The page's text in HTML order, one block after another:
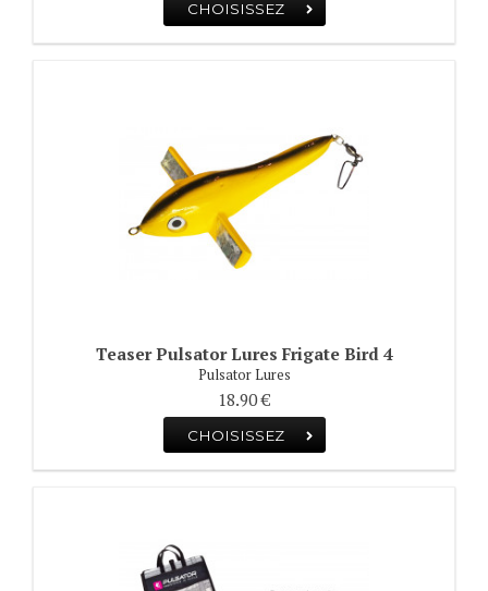
CHOISISSEZ
Teaser Pulsator Lures Frigate Bird 4
Pulsator Lures
18.90 €
CHOISISSEZ